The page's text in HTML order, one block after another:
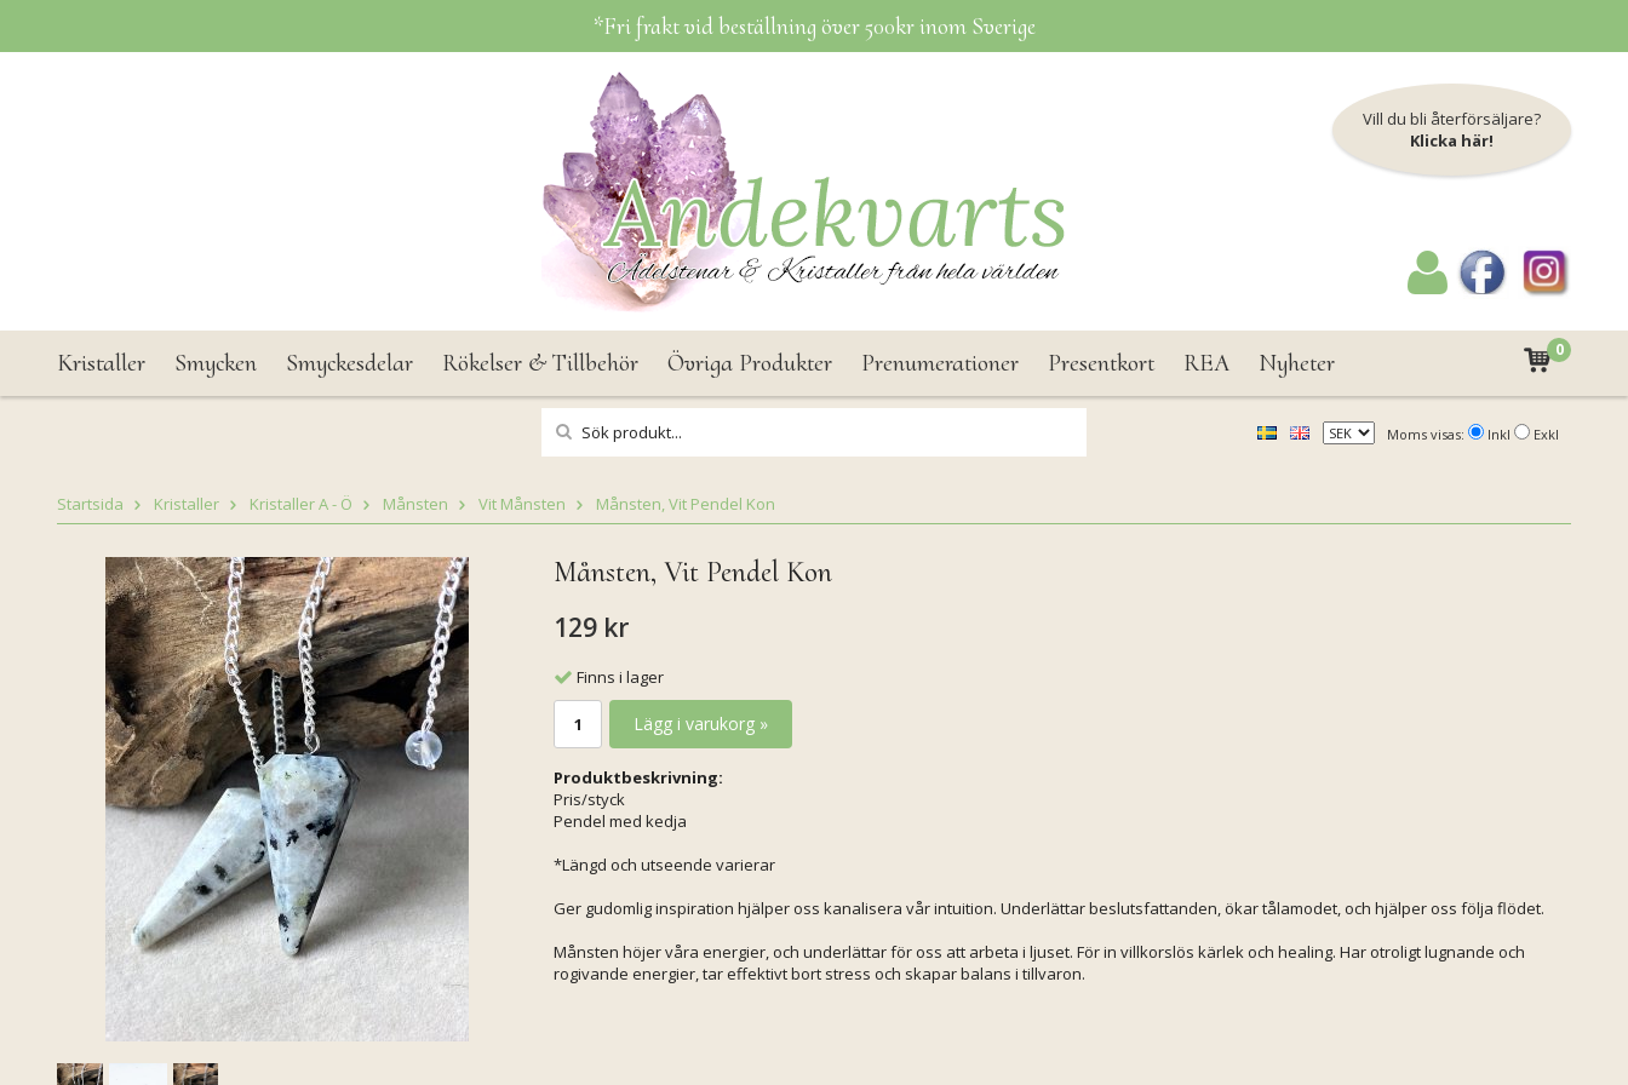
*Fri frakt vid beställning över 500kr inom Sverige
Vill du bli återförsäljare?
Klicka här!
Kristaller Smycken Smyckesdelar Rökelser & Tillbehör Övriga Produkter Prenumerationer Presentkort REA Nyheter 0
Moms visas: Inkl Exkl
Startsida Kristaller Kristaller A - Ö Månsten Vit Månsten Månsten, Vit Pendel Kon
Månsten, Vit Pendel Kon
129 kr
Finns i lager
Lägg i varukorg »
Produktbeskrivning:
Pris/styck
Pendel med kedja
*Längd och utseende varierar
Ger gudomlig inspiration hjälper oss kanalisera vår intuition. Underlättar beslutsfattanden, ökar tålamodet, och hjälper oss följa flödet.
Månsten höjer våra energier, och underlättar för oss att arbeta i ljuset. För in villkorslös kärlek och healing. Har otroligt lugnande och
rogivande energier, tar effektivt bort stress och skapar balans i tillvaron.